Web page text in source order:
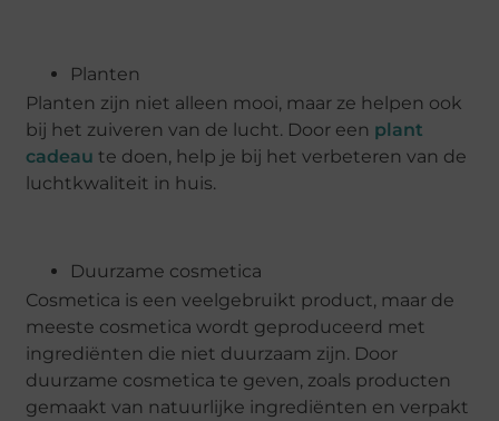
Planten
Planten zijn niet alleen mooi, maar ze helpen ook
bij het zuiveren van de lucht. Door een plant
cadeau te doen, help je bij het verbeteren van de
luchtkwaliteit in huis.
Duurzame cosmetica
Cosmetica is een veelgebruikt product, maar de
meeste cosmetica wordt geproduceerd met
ingrediënten die niet duurzaam zijn. Door
duurzame cosmetica te geven, zoals producten
gemaakt van natuurlijke ingrediënten en verpakt